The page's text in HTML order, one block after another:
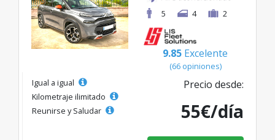
5
4 2
9.85 Excelente
(66 opiniones)
Igual a igual
Kilometraje ilimitado
Reunirse y Saludar
Precio desde:
55€/día